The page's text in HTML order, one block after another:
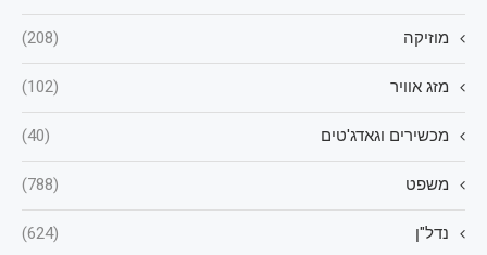
מוזיקה (208)
מזג אוויר (102)
מכשירים וגאדג'טים (40)
משפט (788)
נדל"ן (624)